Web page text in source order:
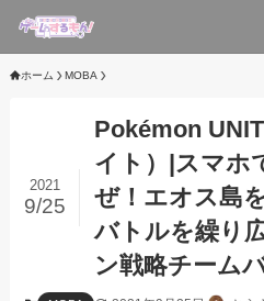
ホーム MOBA
Pokémon
イト）|スマホ
ぜ！エオス島
バトルを繰り
ン戦略チーム
2021
9/25